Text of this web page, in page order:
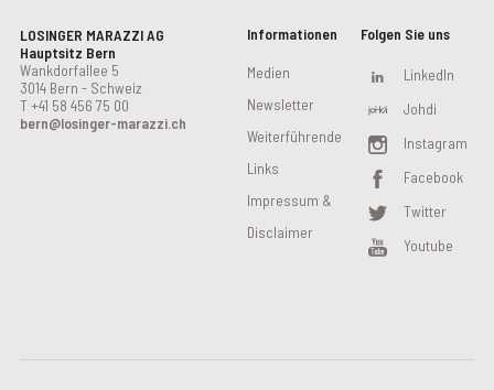
LOSINGER MARAZZI AG
Hauptsitz Bern
Wankdorfallee 5
3014 Bern - Schweiz
T +41 58 456 75 00
bern@losinger-marazzi.ch
Informationen
Medien
Newsletter
Weiterführende
Links
Impressum &
Disclaimer
Folgen Sie uns
LinkedIn
Johdi
Instagram
Facebook
Twitter
Youtube